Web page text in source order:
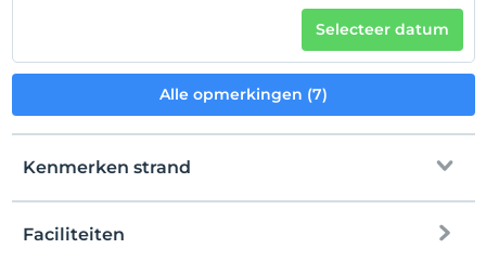
Selecteer datum
Alle opmerkingen (7)
Kenmerken strand
Faciliteiten